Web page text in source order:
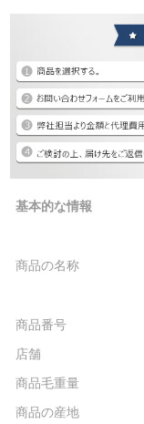
基本的な情報
商品の名称
商品番号
店舗
商品毛重量
商品の産地